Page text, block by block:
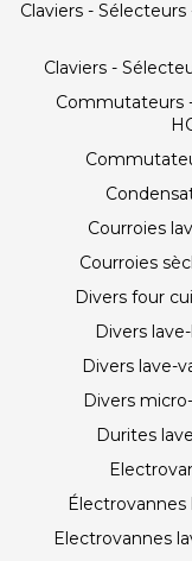
Claviers -
Claviers -
Commutateurs
Courroies
Courroies
Divers four
Divers
Divers lave-
Divers
Durites
Électrovannes
Electrovannes